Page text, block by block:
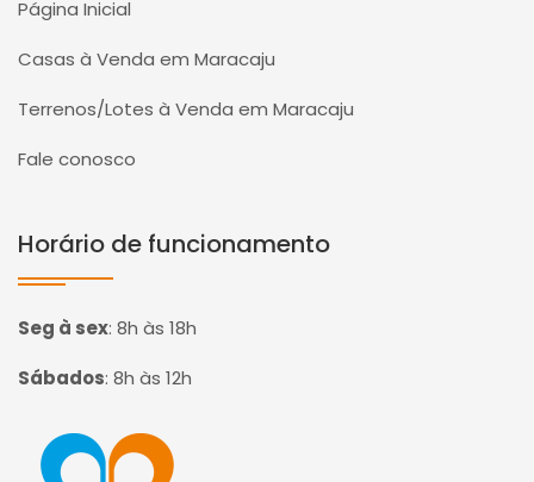
Página Inicial
Casas à Venda em Maracaju
Terrenos/Lotes à Venda em Maracaju
Fale conosco
Horário de funcionamento
Seg à sex: 8h às 18h
Sábados: 8h às 12h
Página inicial